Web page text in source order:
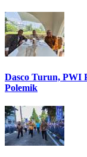
Dasco Turun, PWI
Polemik